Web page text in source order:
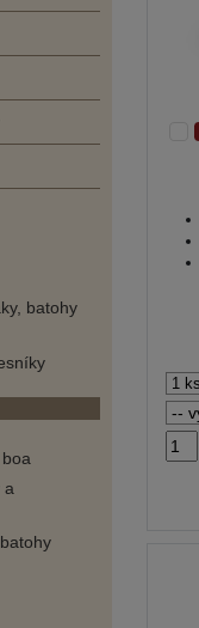
batohy
a